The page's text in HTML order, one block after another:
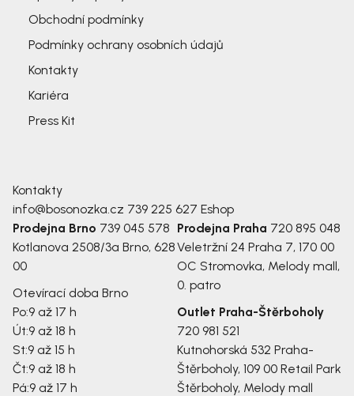
Obchodní podmínky
Podmínky ochrany osobních údajů
Kontakty
Kariéra
Press Kit
Kontakty
info@bosonozka.cz 739 225 627 Eshop
Prodejna Brno 739 045 578
Kotlanova 2508/3a Brno, 628
00
Otevírací doba Brno
Po:9 až 17 h
Út:9 až 18 h
St:9 až 15 h
Čt:9 až 18 h
Pá:9 až 17 h
Prodejna Praha 720 895 048
Veletržní 24 Praha 7, 170 00
OC Stromovka, Melody mall,
0. patro
Outlet Praha-Štěrboholy
720 981 521
Kutnohorská 532 Praha-
Štěrboholy, 109 00 Retail Park
Štěrboholy, Melody mall